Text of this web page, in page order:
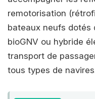
remotorisation
bateaux neufs dotés
bioGNV ou hybride
transport de
tous types de